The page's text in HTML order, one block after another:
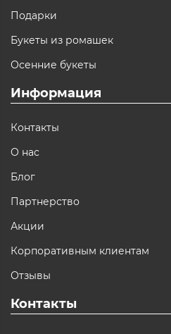
Подарки
Букеты из ромашек
Осенние букеты
Информация
Контакты
О нас
Блог
Партнерство
Акции
Корпоративным клиентам
Отзывы
Контакты